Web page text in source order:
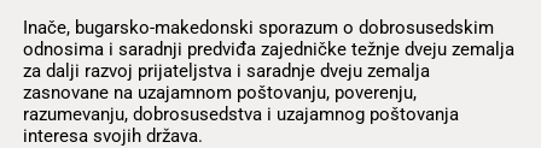
Inače, bugarsko-makedonski sporazum o dobrosusedskim
odnosima i saradnji predviđa zajedničke težnje dveju zemalja
za dalji razvoj prijateljstva i saradnje dveju zemalja
zasnovane na uzajamnom poštovanju, poverenju,
razumevanju, dobrosusedstva i uzajamnog poštovanja
interesa svojih država.